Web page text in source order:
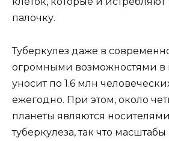
палочку.
Туберкулез даже в
огромными возможностями
уносит по 1.6 млн
ежегодно. При этом, около
планеты являются
туберкулеза, так что